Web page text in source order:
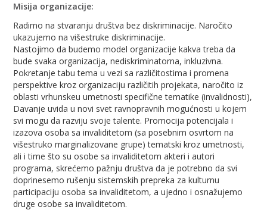
Misija organizacije:
Radimo na stvaranju društva bez diskriminacije. Naročito
ukazujemo na višestruke diskriminacije.
Nastojimo da budemo model organizacije kakva treba da
bude svaka organizacija, nediskriminatorna, inkluzivna.
Pokretanje tabu tema u vezi sa različitostima i promena
perspektive kroz organizaciju različitih projekata, naročito iz
oblasti vrhunskeu umetnosti specifične tematike (invalidnosti),
Davanje uvida u novi svet ravnopravnih mogućnosti u kojem
svi mogu da razviju svoje talente. Promocija potencijala i
izazova osoba sa invaliditetom (sa posebnim osvrtom na
višestruko marginalizovane grupe) tematski kroz umetnosti,
ali i time što su osobe sa invaliditetom akteri i autori
programa, skrećemo pažnju društva da je potrebno da svi
doprinesemo rušenju sistemskih prepreka za kulturnu
participaciju osoba sa invaliditetom, a ujedno i osnažujemo
druge osobe sa invaliditetom.